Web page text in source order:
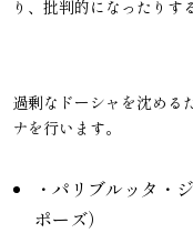
り、批判的になったりす
過剰なドーシャを沈める
ナを行います。
・パリブルッタ・
ポーズ）